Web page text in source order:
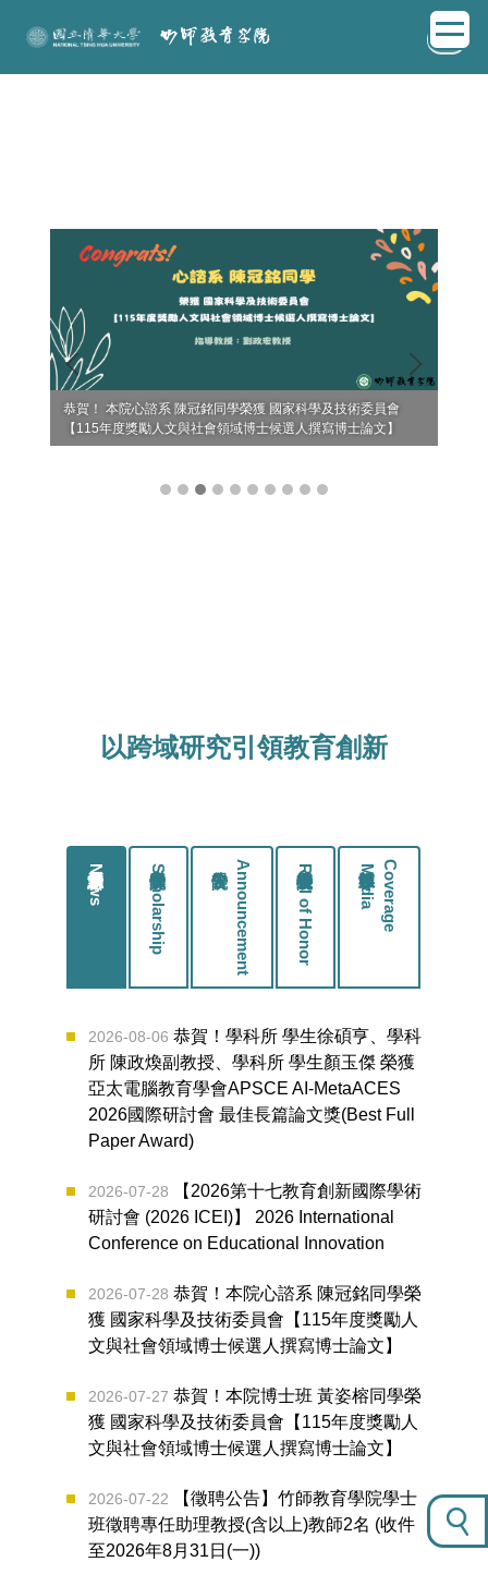
到
EN
恭賀！ 本院心諮系 陳冠銘同學榮獲 國家科學及技術委員會
【115年度獎勵人文與社會領域博士候選人撰寫博士論文】
以跨域研究引領教育創新
最新消息 News 學院獎學金 Scholarship t 學院榮譽榜 Roll of Honor 媒體報導
M
e
d
i
a
C
o
v
e
r
a
ge
2026-08-06 恭賀！學科所 學生徐碩亨、學科
所 陳政煥副教授、學科所 學生顏玉傑 榮獲
亞太電腦教育學會APSCE AI-MetaACES
2026國際研討會 最佳長篇論文獎(Best Full
Paper Award)
2026-07-28
【2026第十七教育創新國際學術
研討會 (2026 ICEI)】 2026 International
Conference on Educational Innovation
2026-07-28 恭賀！本院心諮系 陳冠銘同學榮
獲 國家科學及技術委員會【115年度獎勵人
文與社會領域博士候選人撰寫博士論文】
2026-07-27 恭賀！本院博士班 黃姿榕同學榮
獲 國家科學及技術委員會【115年度獎勵人
文與社會領域博士候選人撰寫博士論文】
2026-07-22
【徵聘公告】竹師教育學院學士
班徵聘專任助理教授(含以上)教師2名 (收件
至2026年8月31日(一))